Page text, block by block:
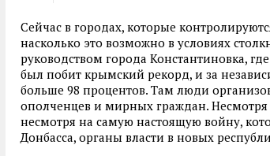
Сейчас в городах, которые
насколько это возможно в условиях
руководством города Константиновка,
был побит крымский рекорд, и за
больше 98 процентов. Там люди
ополченцев и мирных граждан. Несмотря
несмотря на самую настоящую войну,
Донбасса, органы власти в новых